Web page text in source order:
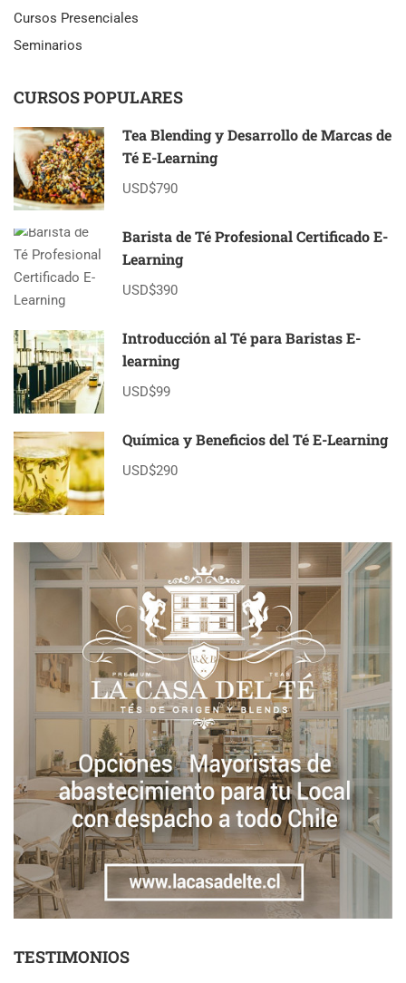
LIGADOS
OBESIDAD
Cursos Presenciales
Seminarios
CURSOS POPULARES
Tea Blending y Desarrollo de Marcas de
Té E-Learning
USD$790
Barista de Té Profesional Certificado E-
Learning
USD$390
Introducción al Té para Baristas E-
learning
USD$99
Química y Beneficios del Té E-Learning
USD$290
TESTIMONIOS